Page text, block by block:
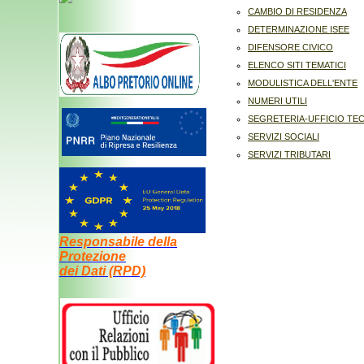
Responsabile della
Protezione
dei Dati (RPD)
CAMBIO DI RESIDENZA
DETERMINAZIONE ISEE
DIFENSORE CIVICO
ELENCO SITI TEMATICI
MODULISTICA DELL'ENTE
NUMERI UTILI
SEGRETERIA-UFFICIO
SERVIZI SOCIALI
SERVIZI TRIBUTARI